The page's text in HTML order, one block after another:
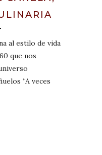
al estilo de vida
que nos
“A veces